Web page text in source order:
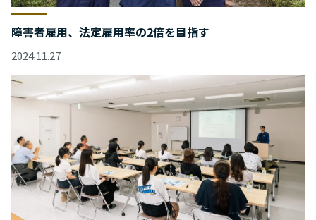
障害者雇用、法定雇用率の2倍を目指す
2024.11.27